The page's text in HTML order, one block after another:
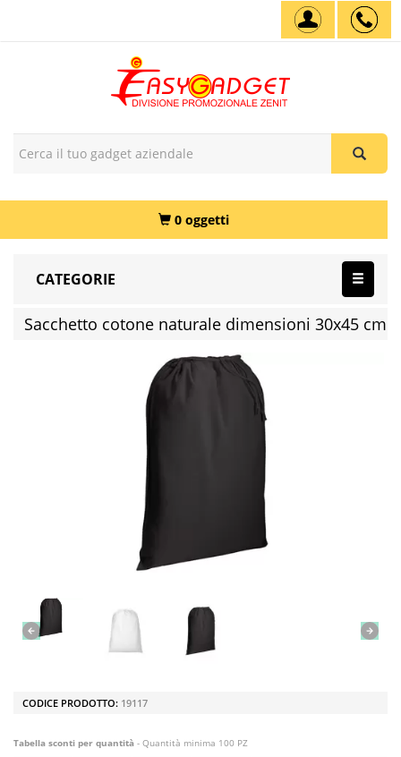
0 oggetti
CATEGORIE
Sacchetto cotone naturale dimensioni 30x45 cm
CODICE PRODOTTO: 19117
Tabella sconti per quantità - Quantità minima 100 PZ